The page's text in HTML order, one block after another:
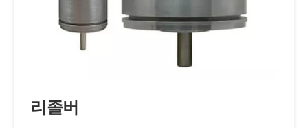
리졸버